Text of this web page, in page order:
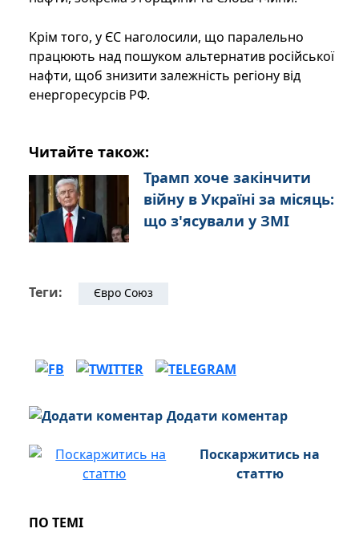
Крім того, у ЄС наголосили, що паралельно
працюють над пошуком альтернатив російської
нафти, щоб знизити залежність регіону від
енергоресурсів РФ.
Читайте також:
Трамп хоче закінчити
війну в Україні за місяць:
що з'ясували у ЗМІ
Теги: Євро Союз
Додати коментар
Поскаржитись на
статтю
ПО ТЕМІ